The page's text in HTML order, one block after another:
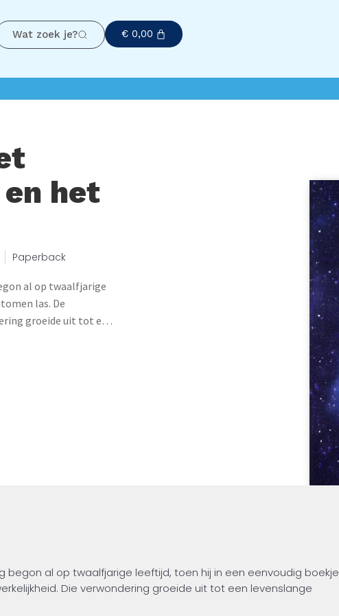
Wat zoek je? €0,00
het
Paperback
al op twaalfjarige
las. De
groeide uit tot een
bewustzijn zich tot
en zingeving en laat
bewegingen en
begon al op twaalfjarige leeftijd, toen hij in een eenvoudig boekje
Die verwondering groeide uit tot een levenslange